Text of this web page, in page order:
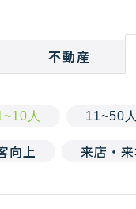
不動産
人 11~50人
向上 来店・